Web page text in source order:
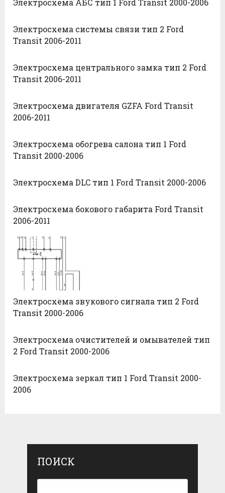
Электросхема АБС тип 1 Ford Transit 2000-2006
Электросхема системы связи тип 2 Ford
Transit 2006-2011
Электросхема центрального замка тип 2 Ford
Transit 2006-2011
Электросхема двигателя GZFA Ford Transit
2006-2011
Электросхема обогрева салона тип 1 Ford
Transit 2000-2006
Электросхема DLC тип 1 Ford Transit 2000-2006
Электросхема бокового габарита Ford Transit
2006-2011
Электросхема звукового сигнала тип 2 Ford
Transit 2000-2006
Электросхема очистителей и омывателей тип
2 Ford Transit 2000-2006
Электросхема зеркал тип 1 Ford Transit 2000-
2006
ПОИСК